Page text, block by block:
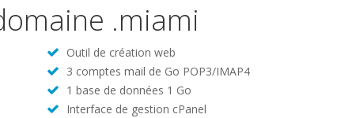
.miami
Outil de création web
3 comptes mail de Go POP3/IMAP4
1 base de données 1 Go
Interface de gestion cPanel